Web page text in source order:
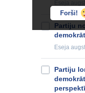
Forši!
Partiju
Eseja
Partiju